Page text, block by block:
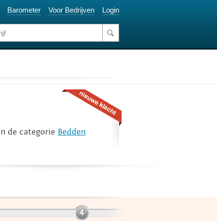
Barometer Voor Bedrijven Login
de categorie Bedden